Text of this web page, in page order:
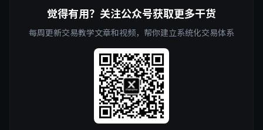
觉得有用？关注公众号获取更多干货
每周更新交易教学文章和视频，帮你建立系统化交易体系